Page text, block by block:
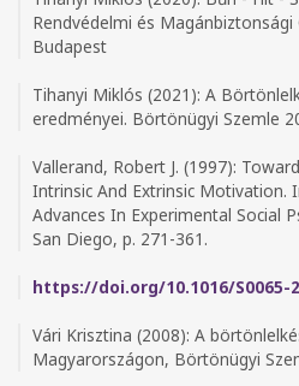
Rendvédelmi és
Budapest
Tihanyi Miklós (2021): A
eredményei. Börtönügyi Szemle
Vallerand, Robert J. (1997):
Intrinsic And Extrinsic Motivation.
Advances In Experimental Social
San Diego, p. 271-361.
https://doi.org/10.1016/S0065-
Vári Krisztina (2008): A
Magyarországon, Börtönügyi